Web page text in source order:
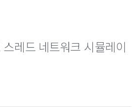
레드 네트워크 시뮬레이